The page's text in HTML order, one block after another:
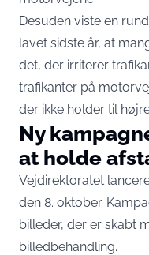
Desuden viste en
lavet sidste år, at
det, der irriterer
trafikanter på
der ikke holder til
Ny
at holde
Vejdirektoratet
den 8. oktober.
billeder, der er skabt
billedbehandling.